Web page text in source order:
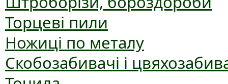
Торцеві пили
Ножиці по металу
Скобозабивачі і